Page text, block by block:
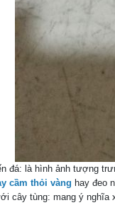
đá: là hình ảnh tượng
cầm thỏi vàng hay đeo
cây tùng: mang ý nghĩa